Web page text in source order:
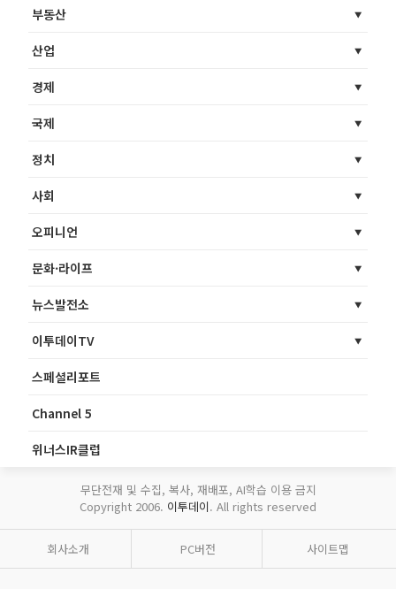
부동산
산업
경제
국제
정치
사회
오피니언
문화·라이프
뉴스발전소
이투데이TV
스페셜리포트
Channel 5
위너스IR클럽
무단전재 및 수집, 복사, 재배포, AI학습 이용 금지
Copyright 2006. 이투데이. All rights reserved
회사소개 PC버전 사이트맵